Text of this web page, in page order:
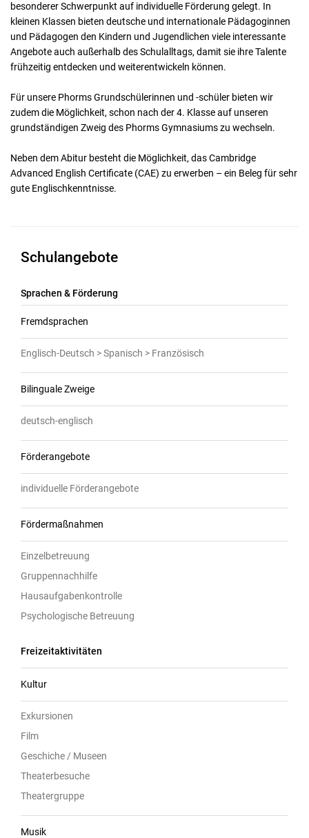
besonderer Schwerpunkt auf individuelle Förderung gelegt. In
kleinen Klassen bieten deutsche und internationale Pädagoginnen
und Pädagogen den Kindern und Jugendlichen viele interessante
Angebote auch außerhalb des Schulalltags, damit sie ihre Talente
frühzeitig entdecken und weiterentwickeln können.
Für unsere Phorms Grundschülerinnen und -schüler bieten wir
zudem die Möglichkeit, schon nach der 4. Klasse auf unseren
grundständigen Zweig des Phorms Gymnasiums zu wechseln.
Neben dem Abitur besteht die Möglichkeit, das Cambridge
Advanced English Certificate (CAE) zu erwerben – ein Beleg für sehr
gute Englischkenntnisse.
Schulangebote
Sprachen & Förderung
Fremdsprachen
Englisch-Deutsch > Spanisch > Französisch
Bilinguale Zweige
deutsch-englisch
Förderangebote
individuelle Förderangebote
Fördermaßnahmen
Einzelbetreuung
Gruppennachhilfe
Hausaufgabenkontrolle
Psychologische Betreuung
Freizeitaktivitäten
Kultur
Exkursionen
Film
Geschiche / Museen
Theaterbesuche
Theatergruppe
Musik